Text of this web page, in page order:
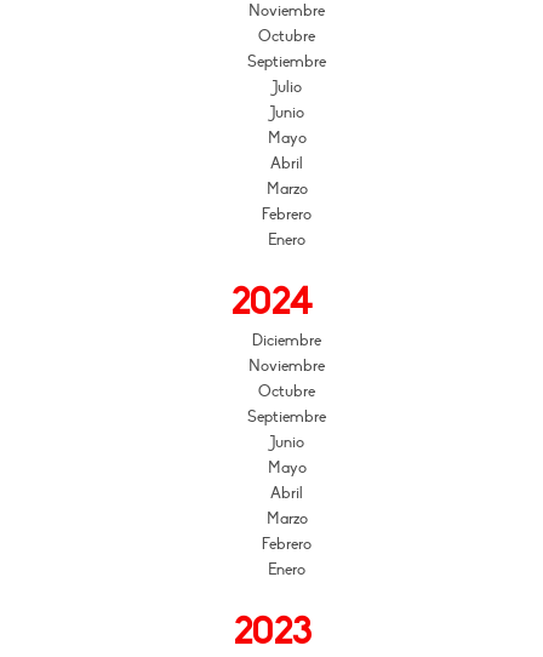
Noviembre
Octubre
Septiembre
Julio
Junio
Mayo
Abril
Marzo
Febrero
Enero
2024
Diciembre
Noviembre
Octubre
Septiembre
Junio
Mayo
Abril
Marzo
Febrero
Enero
2023